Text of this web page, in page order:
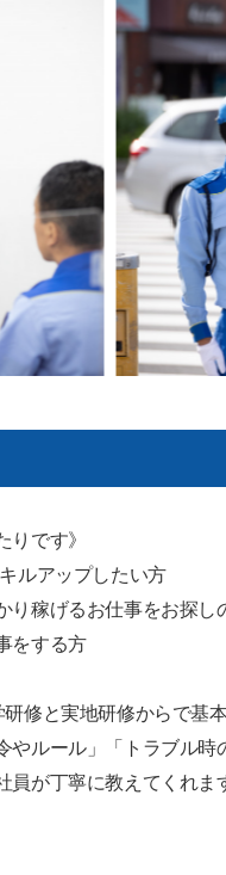
りです》
ルアップしたい方
り稼げるお仕事をお探し
をする方
修と実地研修からで基
やルール」「トラブル
員が丁寧に教えてくれま